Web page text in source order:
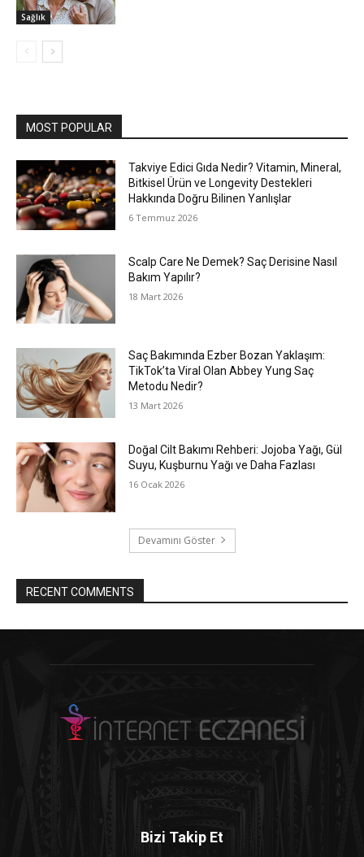
Sağlık
MOST POPULAR
Takviye Edici Gıda Nedir? Vitamin, Mineral,
Bitkisel Ürün ve Longevity Destekleri
Hakkında Doğru Bilinen Yanlışlar
6 Temmuz 2026
Scalp Care Ne Demek? Saç Derisine Nasıl
Bakım Yapılır?
18 Mart 2026
Saç Bakımında Ezber Bozan Yaklaşım:
TikTok’ta Viral Olan Abbey Yung Saç
Metodu Nedir?
13 Mart 2026
Doğal Cilt Bakımı Rehberi: Jojoba Yağı, Gül
Suyu, Kuşburnu Yağı ve Daha Fazlası
16 Ocak 2026
Devamını Göster
RECENT COMMENTS
Bizi Takip Et